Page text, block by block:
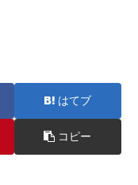
はてブ
コピー